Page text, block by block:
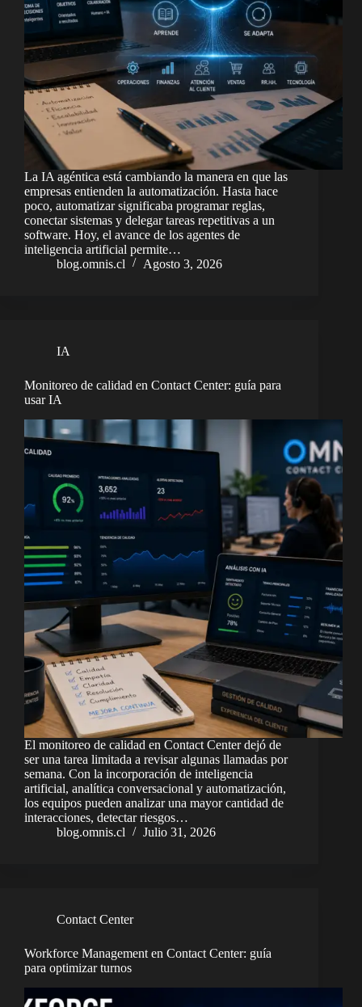
La IA agéntica está cambiando la manera en que las
empresas entienden la automatización. Hasta hace
poco, automatizar significaba programar reglas,
conectar sistemas y delegar tareas repetitivas a un
software. Hoy, el avance de los agentes de
inteligencia artificial permite…
blog.omnis.cl
Agosto 3, 2026
IA
Monitoreo de calidad en Contact Center: guía para
usar IA
El monitoreo de calidad en Contact Center dejó de
ser una tarea limitada a revisar algunas llamadas por
semana. Con la incorporación de inteligencia
artificial, analítica conversacional y automatización,
los equipos pueden analizar una mayor cantidad de
interacciones, detectar riesgos…
blog.omnis.cl
Julio 31, 2026
Contact Center
Workforce Management en Contact Center: guía
para optimizar turnos